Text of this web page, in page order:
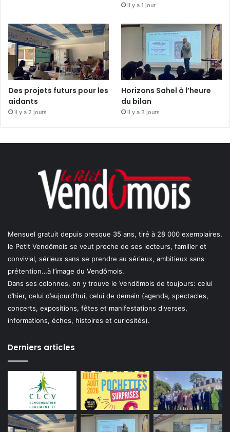
il y a 1 jour
Des projets futurs pour les
aidants
il y a 2 jours
Horizons Sahel à l’heure
du bilan
il y a 3 jours
Mensuel gratuit depuis presque 35 ans, tiré à 28 000 exemplaires,
le Petit Vendômois se veut proche de ses lecteurs, familier et
convivial, sérieux sans se prendre au sérieux, ambitieux sans
prétention…à l’image du Vendômois.
Dans ses colonnes, on y trouve le Vendômois de toujours: celui
d’hier, celui d’aujourd’hui, celui de demain (agenda, spectacles,
concerts, expositions, fêtes et manifestations diverses,
informations, échos, histoires et curiosités).
Derniers articles